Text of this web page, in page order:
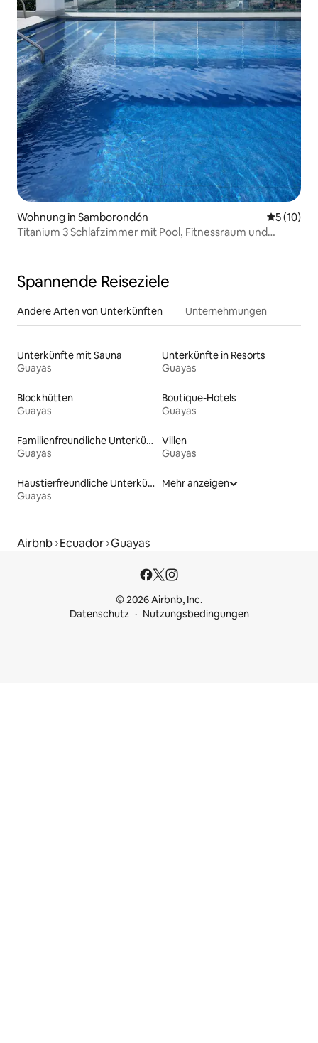
Wohnung in Samborondón
5 (10)
Titanium 3 Schlafzimmer mit Pool, Fitnessraum und
Spannende Reiseziele
Andere Arten von Unterkünften Unternehmungen
Unterkünfte mit Sauna
Guayas
Unterkünfte in Resorts
Guayas
Blockhütten
Guayas
Boutique-Hotels
Guayas
Familienfreundliche Unterkünfte
Guayas
Villen
Guayas
Haustierfreundliche Unterkünfte
Guayas
Mehr anzeigen
Airbnb Ecuador Guayas
© 2026 Airbnb, Inc.
Datenschutz
Nutzungsbedingungen